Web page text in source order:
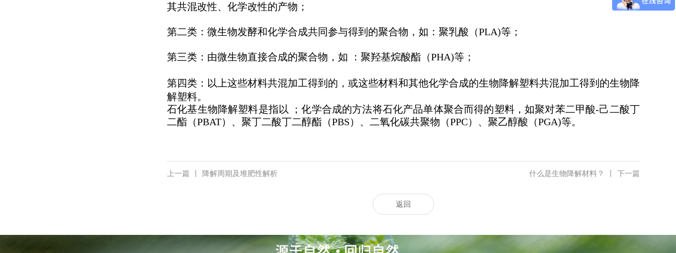
其共混改性、化学改性的产物；
第二类：微生物发酵和化学合成共同参与得到的聚合物，如：聚乳酸（PLA)等；
第三类：由微生物直接合成的聚合物，如 ：聚羟基烷酸酯（PHA)等；
第四类：以上这些材料共混加工得到的，或这些材料和其他化学合成的生物降解塑料共混加工得到的生物降
解塑料。
石化基生物降解塑料是指以 ；化学合成的方法将石化产品单体聚合而得的塑料，如聚对苯二甲酸-己二酸丁
二酯（PBAT）、聚丁二酸丁二醇酯（PBS）、二氧化碳共聚物（PPC）、聚乙醇酸（PGA)等。
上一篇 降解周期及堆肥性解析 下一篇
什么是生物降解材料？
返回